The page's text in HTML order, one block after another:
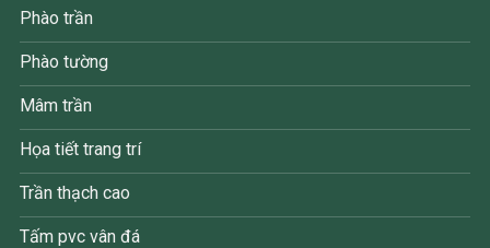
Phào trần
Phào tường
Mâm trần
Họa tiết trang trí
Trần thạch cao
Tấm pvc vân đá